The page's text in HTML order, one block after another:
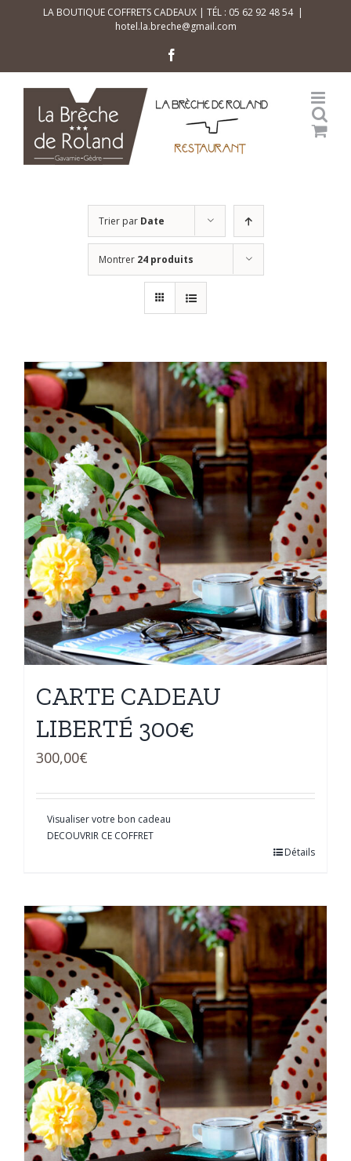
LA BOUTIQUE COFFRETS CADEAUX | TÉL : 05 62 92 48 54 |
hotel.la.breche@gmail.com
Trier par Date
Montrer 24 produits
CARTE CADEAU
LIBERTÉ 300€
300,00€
Visualiser votre bon cadeau
DECOUVRIR CE COFFRET
Détails